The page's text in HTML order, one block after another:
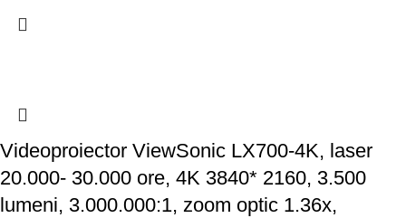
Videoproiector ViewSonic LX700-4K, laser
20.000- 30.000 ore, 4K 3840* 2160, 3.500
lumeni, 3.000.000:1, zoom optic 1.36x,